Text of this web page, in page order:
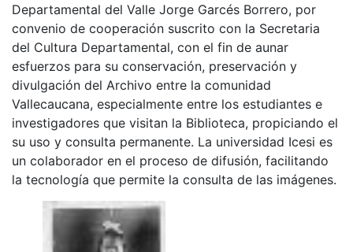
Departamental del Valle Jorge Garcés Borrero, por
convenio de cooperación suscrito con la Secretaria
del Cultura Departamental, con el fin de aunar
esfuerzos para su conservación, preservación y
divulgación del Archivo entre la comunidad
Vallecaucana, especialmente entre los estudiantes e
investigadores que visitan la Biblioteca, propiciando el
su uso y consulta permanente. La universidad Icesi es
un colaborador en el proceso de difusión, facilitando
la tecnología que permite la consulta de las imágenes.